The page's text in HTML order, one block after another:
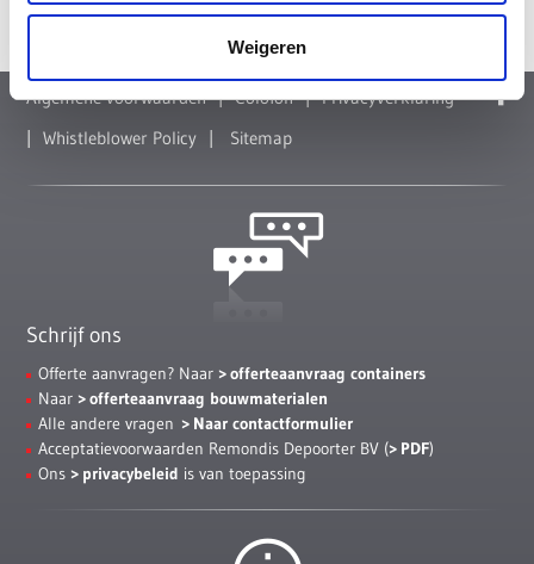
Weigeren
Algemene voorwaarden Colofon
Privacyverklaring
Whistleblower Policy
Sitemap
Schrijf ons
Offerte aanvragen? Naar
offerteaanvraag containers
Naar
offerteaanvraag bouwmaterialen
Alle andere vragen
Naar contactformulier
Acceptatievoorwaarden Remondis Depoorter BV (
PDF)
Ons
privacybeleid is van toepassing